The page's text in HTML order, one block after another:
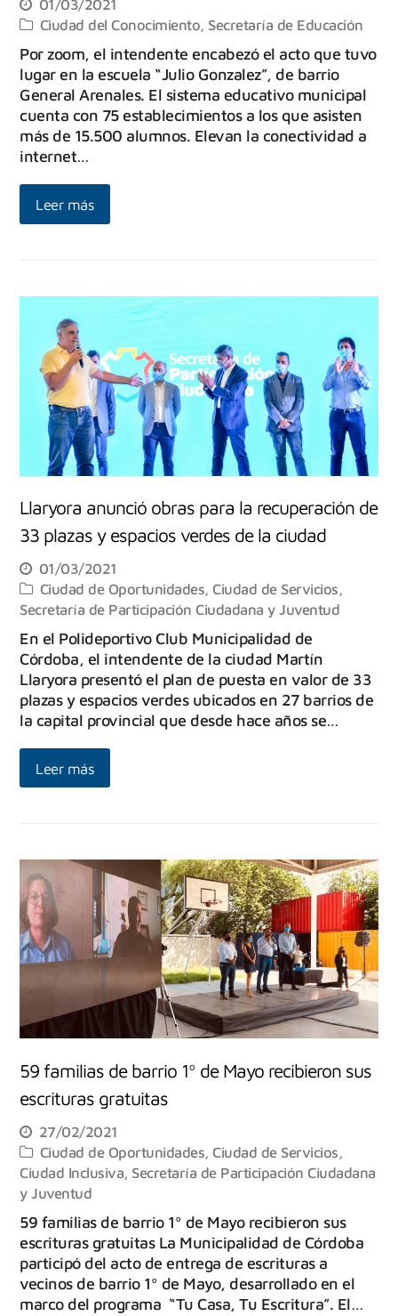
01/03/2021
Ciudad del Conocimiento, Secretaría de Educación
Por zoom, el intendente encabezó el acto que tuvo
lugar en la escuela “Julio Gonzalez”, de barrio
General Arenales. El sistema educativo municipal
cuenta con 75 establecimientos a los que asisten
más de 15.500 alumnos. Elevan la conectividad a
internet…
Leer más
Llaryora anunció obras para la recuperación de
33 plazas y espacios verdes de la ciudad
01/03/2021
Ciudad de Oportunidades ,Ciudad de Servicios
Secretaría de Participación Ciudadana y Juventud
En el Polideportivo Club Municipalidad de
Córdoba, el intendente de la ciudad Martín
Llaryora presentó el plan de puesta en valor de 33
plazas y espacios verdes ubicados en 27 barrios de
la capital provincial que desde hace años se…
Leer más
59 familias de barrio 1º de Mayo recibieron sus
escrituras gratuitas
27/02/2021
Ciudad de Oportunidades,Ciudad de Servicios,
Ciudad Inclusiva, Secretaría de Participación Ciudadana
y Juventud
59 familias de barrio 1º de Mayo recibieron sus
escrituras gratuitas La Municipalidad de Córdoba
participó del acto de entrega de escrituras a
vecinos de barrio 1º de Mayo, desarrollado en el
marco del programa “Tu Casa, Tu Escritura”. El…